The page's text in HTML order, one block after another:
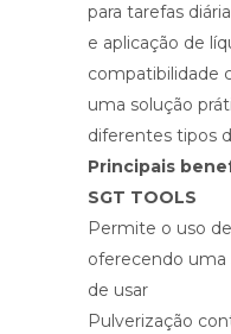
para tarefas
e aplicação de
compatibilidade
uma solução
diferentes tipos
Principais
SGT TOOLS
Permite o uso
oferecendo uma
de usar
Pulverização